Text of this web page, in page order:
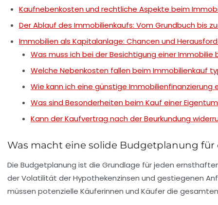
Kaufnebenkosten und rechtliche Aspekte beim
Der Ablauf des Immobilienkaufs: Vom Grundbuch bis
Immobilien als Kapitalanlage: Chancen und
Was muss ich bei der Besichtigung einer
Welche Nebenkosten fallen beim Immobilienkauf
Wie kann ich eine günstige Immobilienfinanzierung
Was sind Besonderheiten beim Kauf einer
Kann der Kaufvertrag nach der Beurkundung
Was macht eine solide Budgetplanung
Die Budgetplanung ist die Grundlage für jeden
der Volatilität der Hypothekenzinsen und gestiegenen
müssen potenzielle Käuferinnen und Käufer die